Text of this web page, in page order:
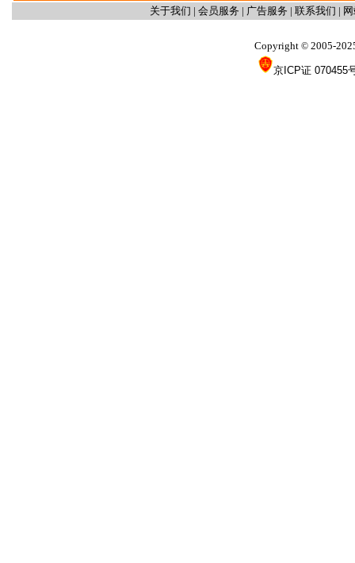
关于我们 | 会员服务 | 广告服务 | 联系我们 |
Copyright © 2005-
京ICP证 070455